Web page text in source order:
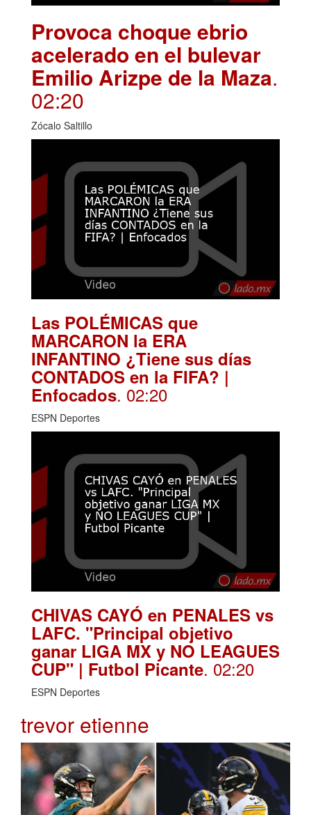
Provoca choque ebrio
acelerado en el bulevar
Emilio Arizpe de la Maza.
02:20
Zócalo Saltillo
Las POLÉMICAS que
MARCARON la ERA
INFANTINO ¿Tiene sus días
CONTADOS en la FIFA? |
Enfocados. 02:20
ESPN Deportes
CHIVAS CAYÓ en PENALES vs
LAFC. "Principal objetivo
ganar LIGA MX y NO LEAGUES
CUP" | Futbol Picante. 02:20
ESPN Deportes
trevor etienne